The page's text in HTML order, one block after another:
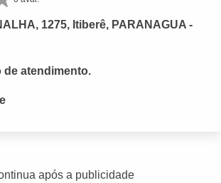
1275, Itiberê, PARANAGUA -
de atendimento.
após a publicidade